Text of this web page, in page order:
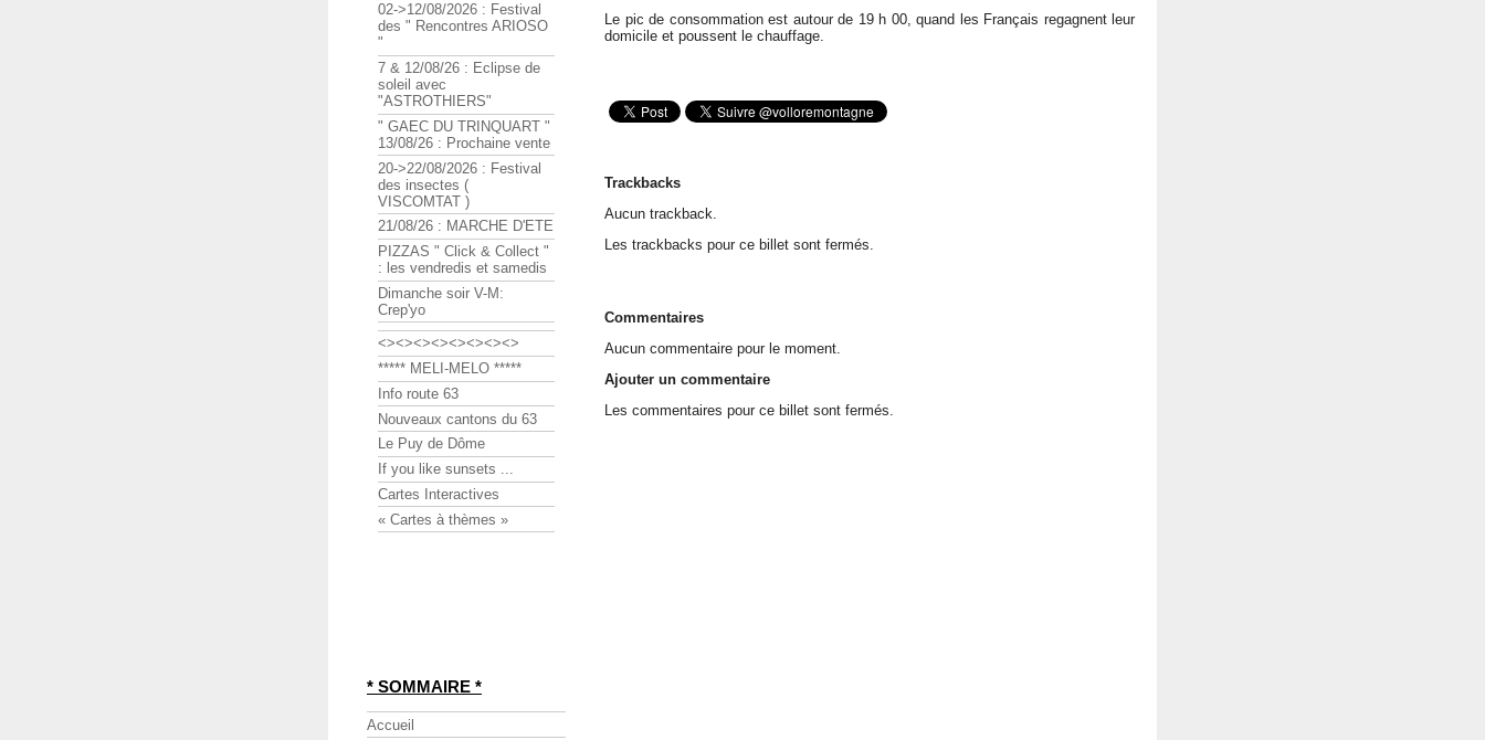
Le pic de consommation est autour de 19 h 00, quand les Français regagnent leur
domicile et poussent le chauffage.
Trackbacks
Aucun trackback.
Les trackbacks pour ce billet sont fermés.
Commentaires
Aucun commentaire pour le moment.
Ajouter un commentaire
Les commentaires pour ce billet sont fermés.
02->12/08/2026 : Festival
des " Rencontres ARIOSO
"
7 & 12/08/26 : Eclipse de
soleil avec
"ASTROTHIERS"
" GAEC DU TRINQUART "
13/08/26 : Prochaine vente
20->22/08/2026 : Festival
des insectes (
VISCOMTAT )
21/08/26 : MARCHE D'ETE
PIZZAS " Click & Collect "
: les vendredis et samedis
Dimanche soir V-M:
Crep'yo
<><><><><><><><>
***** MELI-MELO *****
Info route 63
Nouveaux cantons du 63
Le Puy de Dôme
If you like sunsets ...
Cartes Interactives
« Cartes à thèmes »
* SOMMAIRE *
Accueil